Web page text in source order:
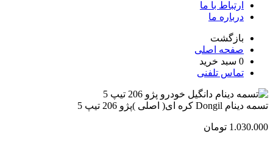
ارتباط با ما
درباره ما
بازگشت
صفحه اصلی
0 سبد خرید
تماس تلفنی
تسمه دینام Dongil کره ای( اصلی )پژو 206 تیپ 5
1.030.000 تومان